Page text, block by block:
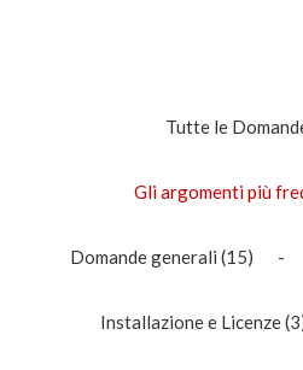
Tutte le
Gli argomenti più
Domande generali (15)
Installazione e Licenze